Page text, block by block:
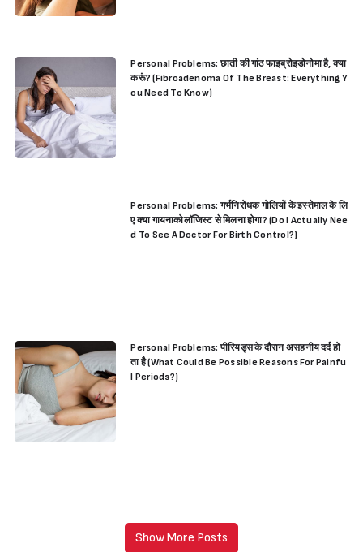
Personal Problems: छाती की गांठ फाइब्रोइडोनोमा है, क्या
करूं? (Fibroadenoma Of The Breast: Everything Y
ou Need To Know)
Personal Problems: गर्भनिरोधक गोलियों के इस्तेमाल के लि
ए क्या गायनाकोलॉजिस्ट से मिलना होगा? (Do I Actually Nee
d To See A Doctor For Birth Control?)
Personal Problems: पीरियड्स के दौरान असहनीय दर्द हो
ता है (What Could Be Possible Reasons For Painfu
l Periods?)
Show More Posts